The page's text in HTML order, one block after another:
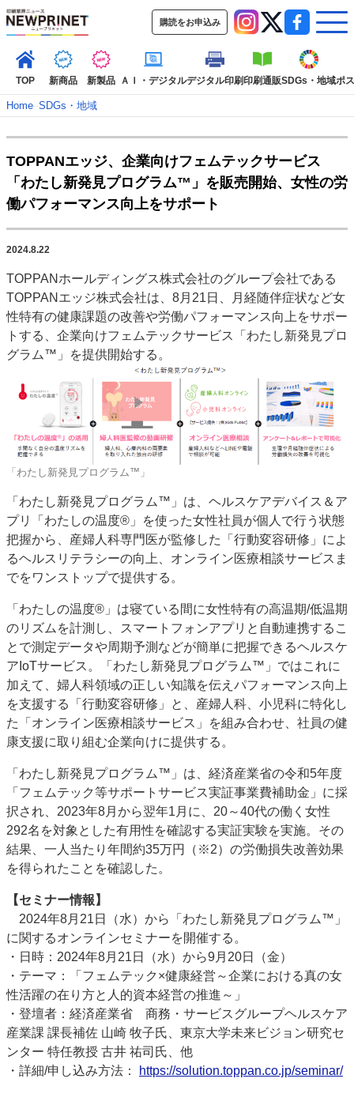
購読をお申込み
TOP 新商品 新製品 ＡＩ・デジタルデジタル印刷印刷通販SDGs・地域ポ
TOP
新着記事 特集記事
動画コンテンツ
インタビュー
コレクション
新商品
ビジネス イベント 信用情報
市場・統計
人事・移転・異動・訃報
特集記事カテゴリー一覧
特集・デジタル印刷 アイデアで勝負！ ～多様なビジネス・多彩な商材～
中古印刷機・製本機特集
2022 見える化・MIS特集
2022 検査・校正特集
特集・デジタル印刷 ～ 新成長軌道を描く
案内
発刊案内
JFPI印刷用語集
運営
会社案内
購読・購入申し込み
サイトポリシー
お問い合わせ
Home–SDGs・地域
TOPPANエッジ、企業向けフェムテックサービス
「わたし新発見プログラム™」を販売開始、女性の労
働パフォーマンス向上をサポート
2024.8.22
TOPPANホールディングス株式会社のグループ会社である
TOPPANエッジ株式会社は、8月21日、月経随伴症状など女
性特有の健康課題の改善や労働パフォーマンス向上をサポー
トする、企業向けフェムテックサービス「わたし新発見プロ
グラム™」を提供開始する。
「わたし新発見プログラム™」
「わたし新発見プログラム™」は、ヘルスケアデバイス＆ア
プリ「わたしの温度®」を使った女性社員が個人で行う状態
把握から、産婦人科専門医が監修した「行動変容研修」によ
るヘルスリテラシーの向上、オンライン医療相談サービスま
でをワンストップで提供する。
「わたしの温度®」は寝ている間に女性特有の高温期/低温期
のリズムを計測し、スマートフォンアプリと自動連携するこ
とで測定データや周期予測などが簡単に把握できるヘルスケ
アIoTサービス。「わたし新発見プログラム™」ではこれに
加えて、婦人科領域の正しい知識を伝えパフォーマンス向上
を支援する「行動変容研修」と、産婦人科、小児科に特化し
た「オンライン医療相談サービス」を組み合わせ、社員の健
康支援に取り組む企業向けに提供する。
「わたし新発見プログラム™」は、経済産業省の令和5年度
「フェムテック等サポートサービス実証事業費補助金」に採
択され、2023年8月から翌年1月に、20～40代の働く女性
292名を対象とした有用性を確認する実証実験を実施。その
結果、一人当たり年間約35万円（※2）の労働損失改善効果
を得られたことを確認した。
【セミナー情報】
2024年8月21日（水）から「わたし新発見プログラム™」
に関するオンラインセミナーを開催する。
・日時：2024年8月21日（水）から9月20日（金）
・テーマ：「フェムテック×健康経営～企業における真の女
性活躍の在り方と人的資本経営の推進～」
・登壇者：経済産業省 商務・サービスグループヘルスケア
産業課 課長補佐 山崎 牧子氏、東京大学未来ビジョン研究セ
ンター 特任教授 古井 祐司氏、他
・詳細/申し込み方法：
https://solution.toppan.co.jp/seminar/